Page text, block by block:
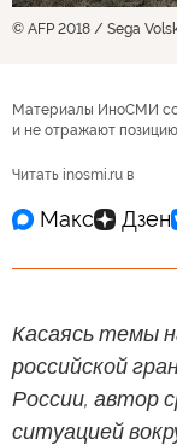
© AFP 2018 / Sega
Материалы ИноСМИ
и не отражают
Читать inosmi.ru в
Касаясь темы
российской
России, автор
ситуацией